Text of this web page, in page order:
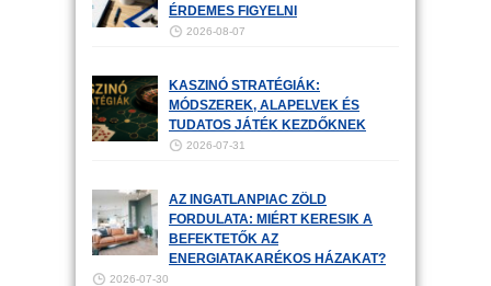
ÉRDEMES FIGYELNI
2026-08-07
KASZINÓ STRATÉGIÁK:
MÓDSZEREK, ALAPELVEK ÉS
TUDATOS JÁTÉK KEZDŐKNEK
2026-07-31
AZ INGATLANPIAC ZÖLD
FORDULATA: MIÉRT KERESIK A
BEFEKTETŐK AZ
ENERGIATAKARÉKOS HÁZAKAT?
2026-07-30